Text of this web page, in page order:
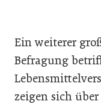
Ein weiterer
Befragung
zeigen sich